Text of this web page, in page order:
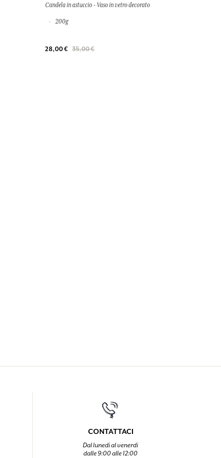
Candela in astuccio - Vaso in vetro decorato
200g
28,00 € 35,00 €
CONTATTACI
Dal lunedi al venerdi
dalle 9:00 alle 12:00